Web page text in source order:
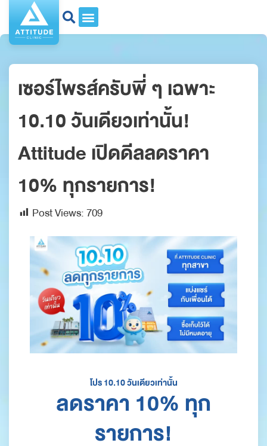
เซอร์ไพรส์ครับพี่ ๆ เฉพาะ
10.10 วันเดียวเท่านั้น!
Attitude เปิดดีลลดราคา
10% ทุกรายการ!
Post Views:709
โปร 10.10 วันเดียวเท่านั้น
ลดราคา 10% ทุก
รายการ!